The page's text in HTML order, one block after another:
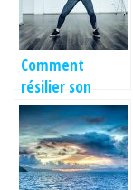
Comment
résilier son
abonnement de
sport?